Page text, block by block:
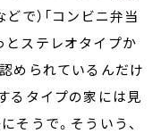
で）「コンビニ弁当
とステレオタイプか
められているんだけ
るタイプの家には見
そうで。そういう、